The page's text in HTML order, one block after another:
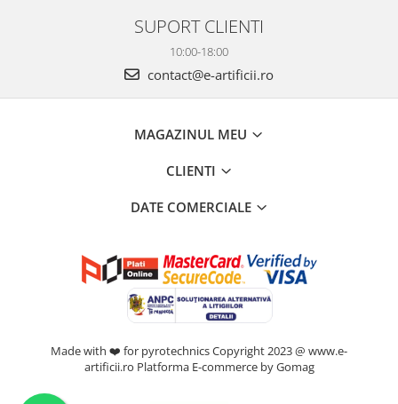
SUPORT CLIENTI
10:00-18:00
contact@e-artificii.ro
MAGAZINUL MEU
CLIENTI
DATE COMERCIALE
Made with ❤️ for pyrotechnics Copyright 2023 @ www.e-
artificii.ro Platforma E-commerce by Gomag